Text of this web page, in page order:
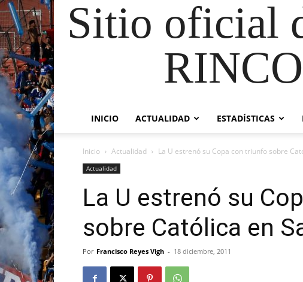
Sitio oficial
INICIO ACTUALIDAD ESTADÍSTICAS
Inicio Actualidad La U estrenó su Copa con triunfo sobre
Actualidad
La U estrenó su
sobre Católica en
Por Francisco Reyes Vigh - 18 diciembre, 2011